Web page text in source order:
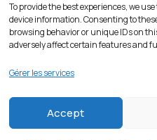
To provide the best experiences, we
device information. Consenting to
browsing behavior or unique IDs on
adversely affect certain features and
Gérer les services
Accept